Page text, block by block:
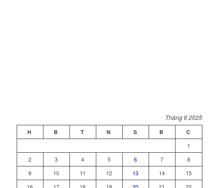
Tháng 6 2025
H B T N S B C
1
2
3 4 5 6 7
8
9
10 11 12 13 14
15
16
17 18 19 20 21 22